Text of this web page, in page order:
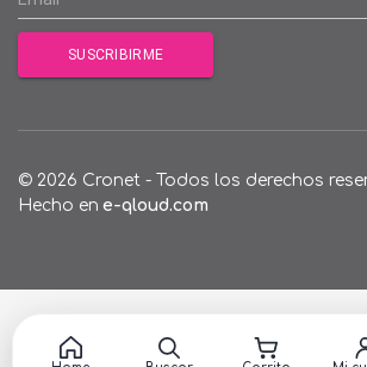
© 2026 Cronet - Todos los derechos
Hecho en e-qloud.com